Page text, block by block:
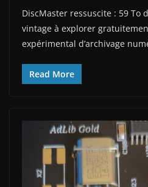
DiscMaster ressuscite : 59 To
vintage à explorer
expérimental d’archivage
Read More